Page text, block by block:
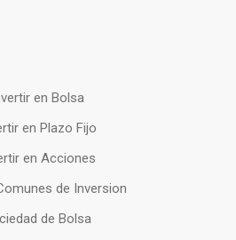
en Bolsa
en Plazo Fijo
en Acciones
de Inversion
de Bolsa